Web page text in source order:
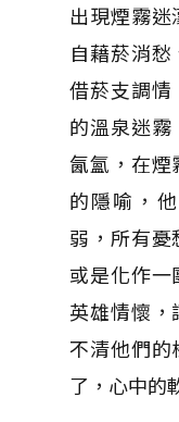
出現煙霧
自藉菸消
借菸支調情
的溫泉迷
氤氳，在煙
的隱喻，
弱，所有憂
或是化作
英雄情懷
不清他們的
了，心中的